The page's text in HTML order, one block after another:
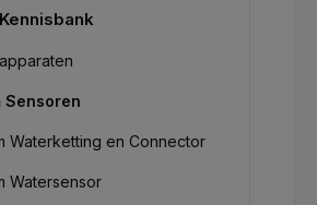
Sensoren
Waterketting en Connector
Watersensor